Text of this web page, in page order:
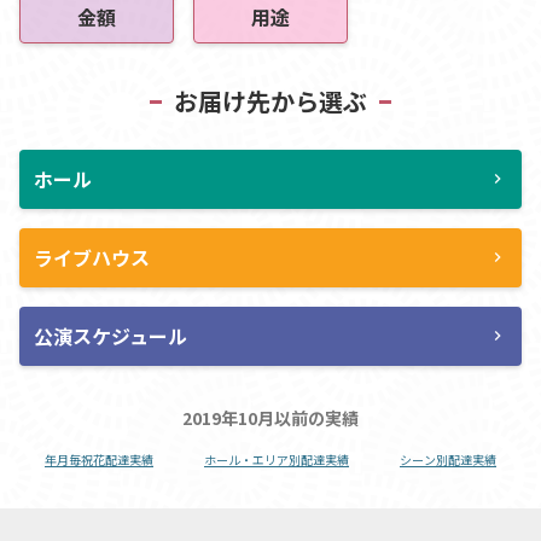
金額 用途
お届け先から選ぶ
ホール chevron_right
ライブハウス chevron_right
公演スケジュール chevron_right
2019年10月以前の実績
年月毎祝花配達実績 ホール・エリア別配達実績 シーン別配達実績